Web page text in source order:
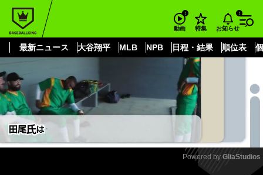
動画 特集 お知らせ
最新ニュース 大谷翔平 MLB NPB 日程・結果 順位表
もっと見る
Powered by GliaStudios